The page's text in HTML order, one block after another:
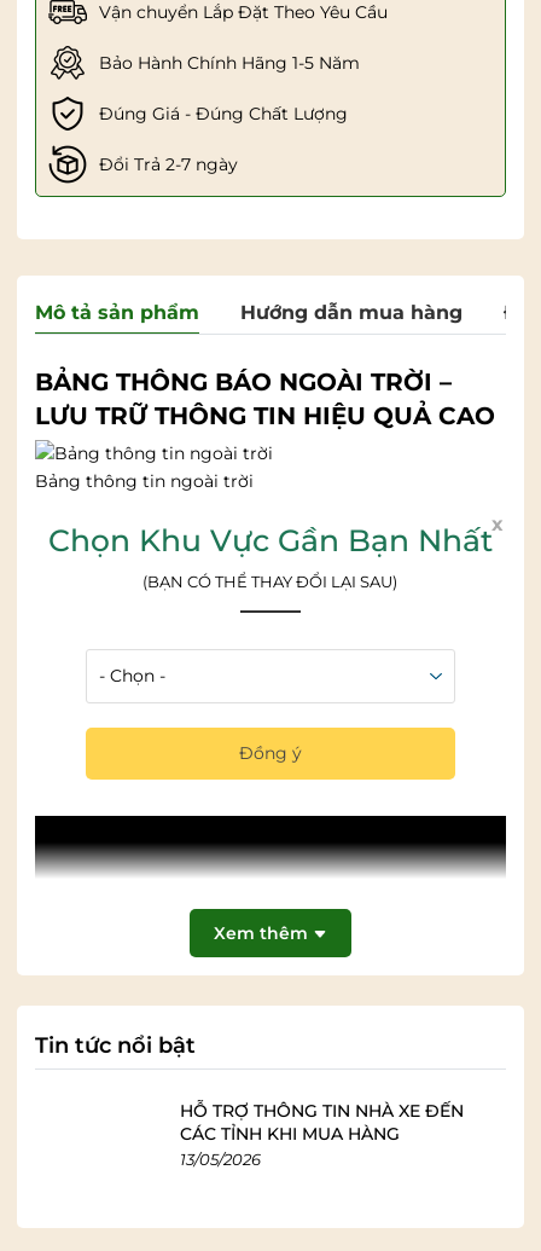
Vận chuyển Lắp Đặt Theo Yêu Cầu
Bảo Hành Chính Hãng 1-5 Năm
Đúng Giá - Đúng Chất Lượng
Đổi Trả 2-7 ngày
Mô tả sản phẩm Hướng dẫn mua hàng
BẢNG THÔNG BÁO NGOÀI TRỜI –
LƯU TRỮ THÔNG TIN HIỆU QUẢ CAO
Bảng thông tin ngoài trời
Xem thêm
Tin tức nổi bật
HỖ TRỢ THÔNG TIN NHÀ XE ĐẾN
CÁC TỈNH KHI MUA HÀNG
13/05/2026
x
Chọn Khu Vực Gần Bạn Nhất
(BẠN CÓ THỂ THAY ĐỔI LẠI SAU)
Đồng ý